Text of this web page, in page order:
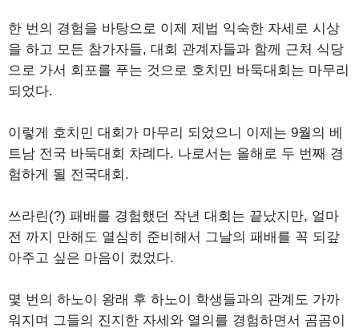
한 번의 경험을 바탕으로 이제 제법 익숙한 자세로 시상
을 하고 모든 참가자들, 대회 관계자들과 함께 근처 식당
으로 가서 회포를 푸는 것으로 호치민 바둑대회는 마무리
되었다.
이렇게 호치민 대회가 마무리 되었으니 이제는 9월의 베
트남 전국 바둑대회 차례다. 나로서는 올해로 두 번째 경
험하게 될 전국대회.
쓰라린(?) 패배를 경험했던 작년 대회는 끝났지만, 얼마
전 까지 만해도 열심히 준비해서 그날의 패배를 꼭 되갚
아주고 싶은 마음이 컸었다.
몇 번의 하노이 왕래 후 하노이 학생들과의 관계도 가까
워지며 그들의 진지한 자세와 열의를 경험하면서 곰곰이